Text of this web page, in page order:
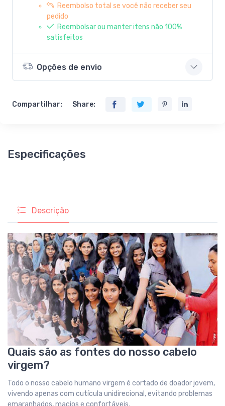
Reembolso total se você não receber seu
pedido
Reembolsar ou manter itens não 100%
satisfeitos
Opções de envio
Compartilhar: Share:
Especificações
Descrição
Quais são as fontes do nosso cabelo
virgem?
Todo o nosso cabelo humano virgem é cortado de doador jovem,
vivendo apenas com cutícula unidirecional, evitando problemas